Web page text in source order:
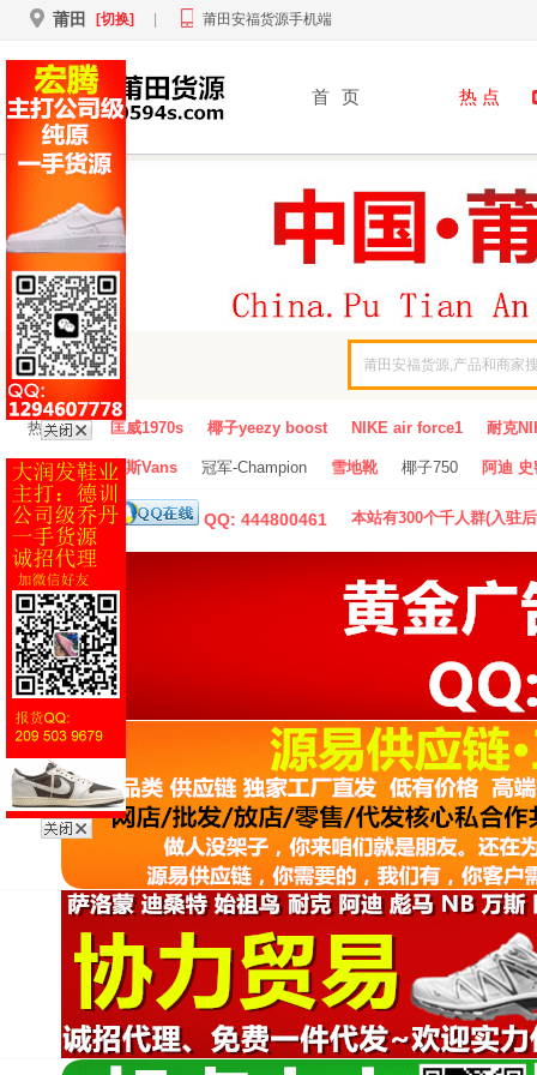
莆田 [切换] 莆田安福货源手机端
首 页 热 点
热门Hot： 匡威1970s 椰子yeezy boost NIKE air force1 耐克
万斯Vans 冠军-Champion 雪地靴 椰子750 阿迪
广告入驻： QQ: 444800461 本站有300个千人群(入驻